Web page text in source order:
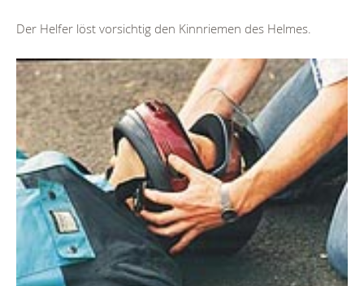
Der Helfer löst vorsichtig den Kinnriemen des Helmes.